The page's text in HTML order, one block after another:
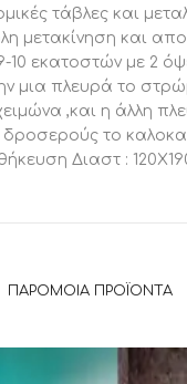
τάβλες και
μετακίνηση και
10 εκατοστών με 2
μια πλευρά το
,και η άλλη
το
Διαστ :
ΠΑΡΌΜΟΙΑ ΠΡΟΪΌΝΤΑ